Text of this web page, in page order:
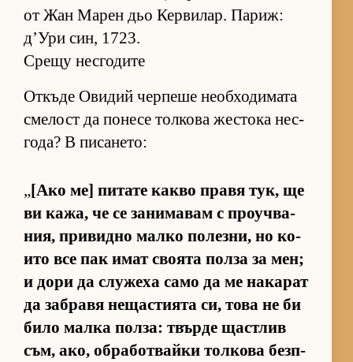
от Жан Ма­рен дьо Кер­ви­лар. Па­риж:
д’Ури син, 1723.
Срещу несгодите
От­къде Ови­дий чер­пеше не­об­хо­ди­мата
сме­лост да по­несе тол­кова жес­тока нес­
го­да? В пи­са­не­то:
„[Ако ме] пи­тате какво правя тук, ще
ви ка­жа, че се за­ни­ма­вам с про­уч­ва­
ния, при­видно малко по­лез­ни, но ко­
ито все пак имат сво­ята полза за мен;
и дори да слу­жеха само да ме на­ка­рат
да заб­равя не­щас­ти­ята си, това не би
било малка пол­за: твърде щас­т­лив
съм, ако, об­ра­бот­вайки тол­кова без­п­